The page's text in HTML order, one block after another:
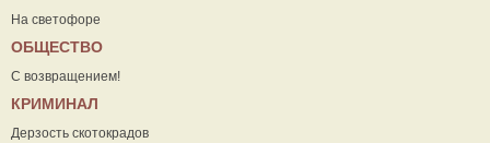
На светофоре
ОБЩЕСТВО
С возвращением!
КРИМИНАЛ
Дерзость скотокрадов